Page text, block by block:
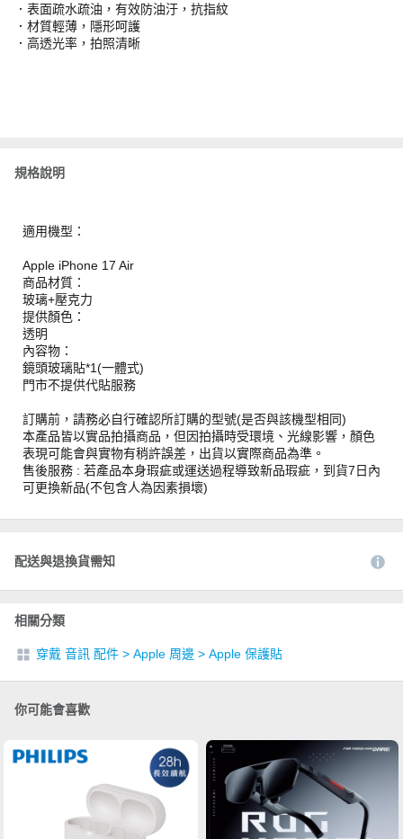
．表面疏水疏油，有效防油汙，抗指紋
．材質輕薄，隱形呵護
．高透光率，拍照清晰
規格說明
適用機型：
Apple iPhone 17 Air
商品材質：
玻璃+壓克力
提供顏色：
透明
內容物：
鏡頭玻璃貼*1(一體式)
門市不提供代貼服務
訂購前，請務必自行確認所訂購的型號(是否與該機型相同)
本產品皆以實品拍攝商品，但因拍攝時受環境、光線影響，顏色
表現可能會與實物有稍許誤差，出貨以實際商品為準。
售後服務 : 若產品本身瑕疵或運送過程導致新品瑕疵，到貨7日內
可更換新品(不包含人為因素損壞)
配送與退換貨需知
相關分類
穿戴 音訊 配件 > Apple 周邊 > Apple 保護貼
你可能會喜歡